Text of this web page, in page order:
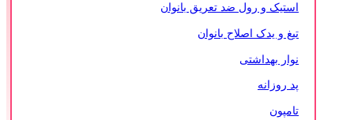
استیک و رول ضد تعریق بانوان
تیغ و یدک اصلاح بانوان
نوار بهداشتی
پد روزانه
تامپون